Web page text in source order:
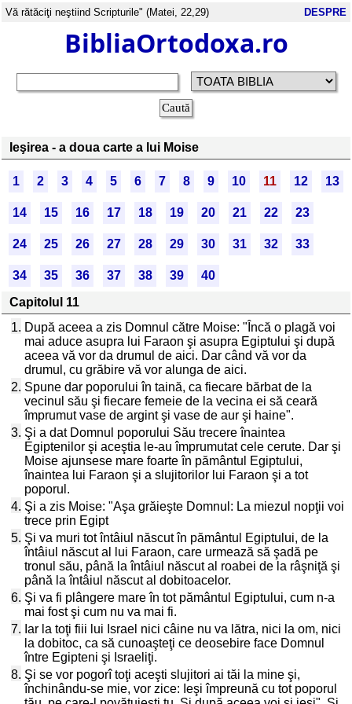
Vă rătăciţi neştiind Scripturile" (Matei, 22,29) DESPRE
BibliaOrtodoxa.ro
Ieşirea - a doua carte a lui Moise
1 2 3 4 5 6 7 8 9 10 11 12 13
14 15 16 17 18 19 20 21 22 23
24 25 26 27 28 29 30 31 32 33
34 35 36 37 38 39
40
Capitolul 11
1. După aceea a zis Domnul către Moise: "Încă o plagă voi
mai aduce asupra lui Faraon şi asupra Egiptului şi după
aceea vă vor da drumul de aici. Dar când vă vor da
drumul, cu grăbire vă vor alunga de aici.
2. Spune dar poporului în taină, ca fiecare bărbat de la
vecinul său şi fiecare femeie de la vecina ei să ceară
împrumut vase de argint şi vase de aur şi haine".
3. Şi a dat Domnul poporului Său trecere înaintea
Egiptenilor şi aceştia le-au împrumutat cele cerute. Dar şi
Moise ajunsese mare foarte în pământul Egiptului,
înaintea lui Faraon şi a slujitorilor lui Faraon şi a tot
poporul.
4. Şi a zis Moise: "Aşa grăieşte Domnul: La miezul nopţii voi
trece prin Egipt
5. Şi va muri tot întâiul născut în pământul Egiptului, de la
întâiul născut al lui Faraon, care urmează să şadă pe
tronul său, până la întâiul născut al roabei de la râşniţă şi
până la întâiul născut al dobitoacelor.
6. Şi va fi plângere mare în tot pământul Egiptului, cum n-a
mai fost şi cum nu va mai fi.
7. Iar la toţi fiii lui Israel nici câine nu va lătra, nici la om, nici
la dobitoc, ca să cunoaşteţi ce deosebire face Domnul
între Egipteni şi Israeliţi.
8. Şi se vor pogorî toţi aceşti slujitori ai tăi la mine şi,
închinându-se mie, vor zice: Ieşi împreună cu tot poporul